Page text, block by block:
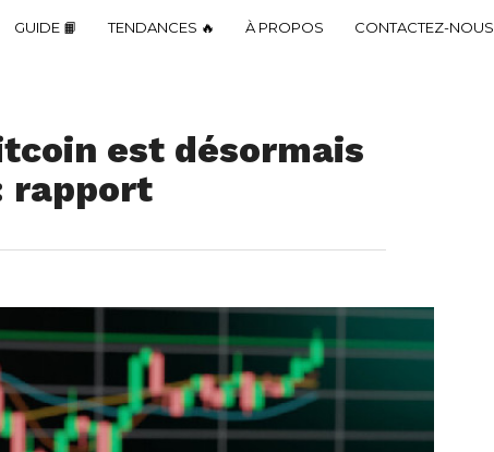
GUIDE 📙 TENDANCES 🔥 À PROPOS CONTACTEZ-NOUS
est désormais
rapport